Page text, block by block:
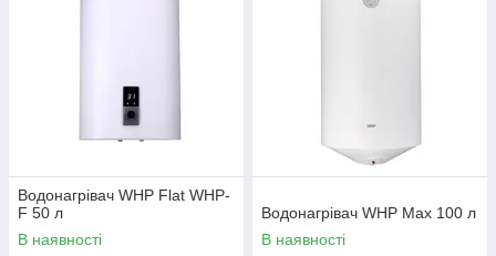
Водонагрівач WHP Flat WHP-
F 50 л
В наявності
Водонагрівач WHP Max 100 л
В наявності